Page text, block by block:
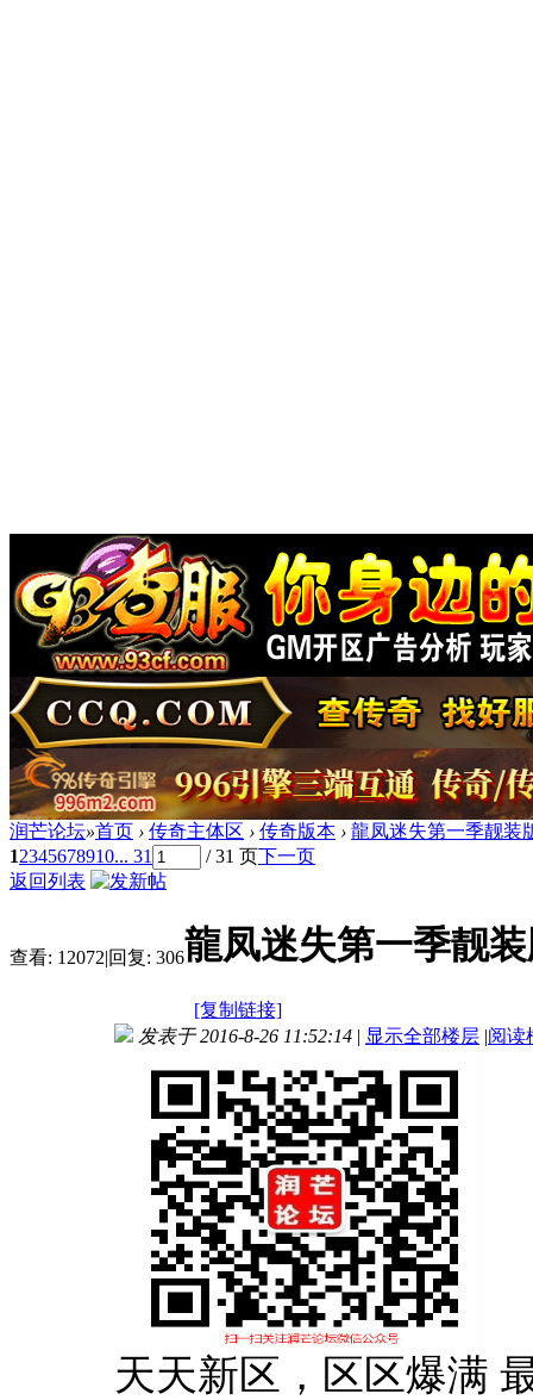
润芒论坛»首页 › 传奇主体区 › 传奇版本 › 龍凤迷失第一季靓装
12345678910... 31 / 31 页下一页
返回列表
查看: 12072|回复: 306龍凤迷失第一季靓
[复制链接]
发表于 2016-8-26 11:52:14 | 显示全部楼层 |阅读
天天新区，区区爆满